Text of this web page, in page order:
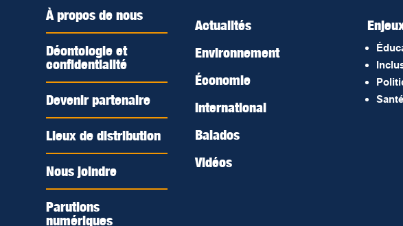
À propos de nous
Déontologie et
confidentialité
Devenir partenaire
Lieux de distribution
Nous joindre
Parutions
numériques
Actualités
Environnement
Économie
International
Balados
Vidéos
Santé